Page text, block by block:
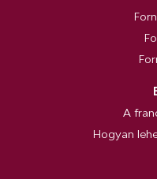
A
Hogyan